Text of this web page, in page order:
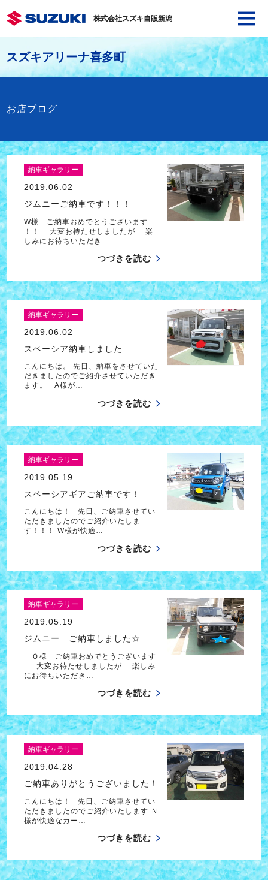
株式会社スズキ自販新潟
スズキアリーナ喜多町
お店ブログ
納車ギャラリー
2019.06.02
ジムニーご納車です！！！
W様 ご納車おめでとうございます
！！ 大変お待たせしましたが 楽
しみにお待ちいただき…
つづきを読む
納車ギャラリー
2019.06.02
スペーシア納車しました
こんにちは。 先日、納車をさせていた
だきましたのでご紹介させていただき
ます。 A様が…
つづきを読む
納車ギャラリー
2019.05.19
スペーシアギアご納車です！
こんにちは！ 先日、ご納車させてい
ただきましたのでご紹介いたしま
す！！！ W様が快適…
つづきを読む
納車ギャラリー
2019.05.19
ジムニー ご納車しました☆
Ｏ様 ご納車おめでとうございます
大変お待たせしましたが 楽しみ
にお待ちいただき…
つづきを読む
納車ギャラリー
2019.04.28
ご納車ありがとうございました！
こんにちは！ 先日、ご納車させてい
ただきましたのでご紹介いたします Ｎ
様が快適なカー…
つづきを読む